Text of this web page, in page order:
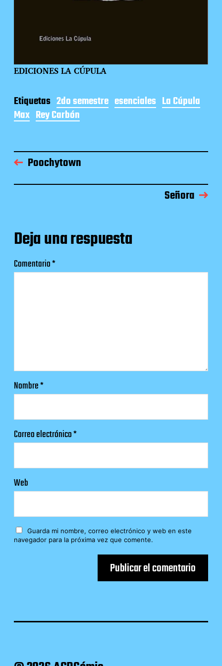
EDICIONES LA CÚPULA
Etiquetas 2do semestre esenciales La Cúpula
Max Rey Carbón
Poochytown
Señora
Deja una respuesta
Comentario*
Nombre*
Correo electrónico*
Web
Guarda mi nombre, correo electrónico y web en este
navegador para la próxima vez que comente.